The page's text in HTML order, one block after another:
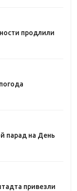
продлили
парад на День
привезли